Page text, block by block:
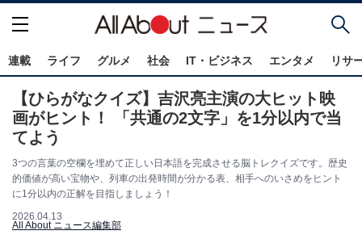
連載 ライフ グルメ 社会 IT・ビジネス エンタメ リサ
【ひらがなクイズ】吉沢亮主演の大ヒット映
画がヒント！ 「共通の2文字」を1分以内で当
てよう
3つの言葉の空欄を埋めて正しい日本語を完成させる脳トレクイズです。歴史
的価値が高い宝物や、列車の出発時間が分かる表、相手へのいさめをヒント
に1分以内の正解を目指しましょう！
2026.04.13
All About ニュース編集部